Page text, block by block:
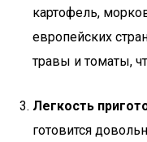
картофель,
европейских
травы и томаты,
Легкость
готовится